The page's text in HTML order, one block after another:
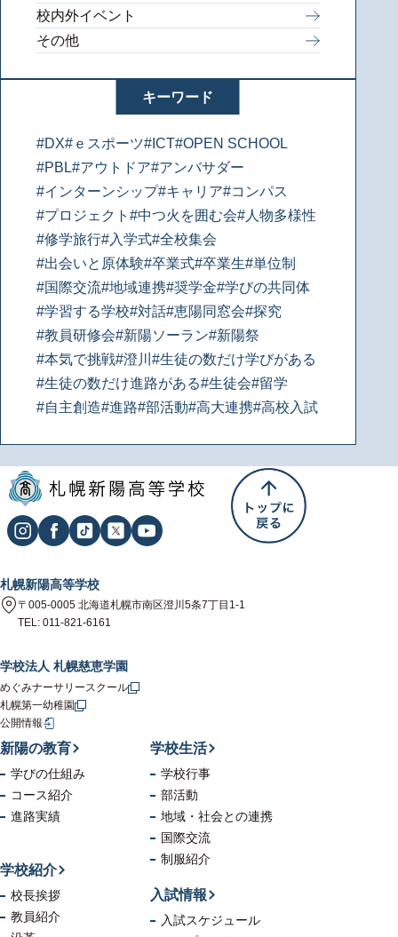
校内外イベント
その他
キーワード
#DX#ｅスポーツ#ICT#OPEN SCHOOL
#PBL#アウトドア#アンバサダー
#インターンシップ#キャリア#コンパス
#プロジェクト #中つ火を囲む会#人物多様性
#修学旅行#入学式#全校集会
#出会いと原体験#卒業式#卒業生#単位制
#国際交流#地域連携#奨学金#学びの共同体
#学習する学校#対話#恵陽同窓会#探究
#教員研修会#新陽ソーラン#新陽祭
#本気で挑戦#澄川 #生徒の数だけ学びがある
#生徒の数だけ進路がある#生徒会#留学
#自主創造#進路#部活動#高大連携#高校入試
札幌新陽高等学校
〒005-0005 北海道札幌市南区澄川5条7丁目1-1
TEL: 011-821-6161
学校法人 札幌慈恵学園
めぐみナーサリースクール
札幌第一幼稚園
公開情報
新陽の教育
学びの仕組み
コース紹介
進路実績
学校生活
学校行事
部活動
地域・社会との連携
国際交流
制服紹介
学校紹介
校長挨拶
教員紹介
入試情報
入試スケジュール